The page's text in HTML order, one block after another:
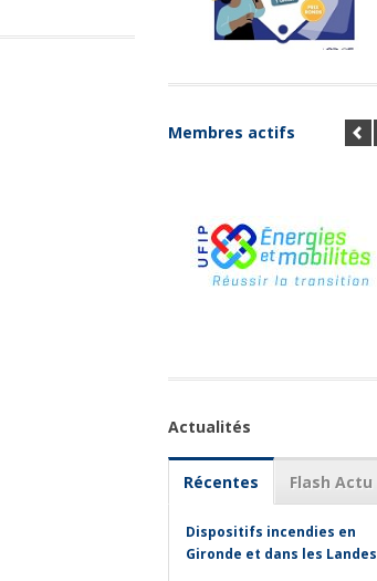
Membres actifs
Actualités
Récentes Flash Actu
Dispositifs incendies en
Gironde et dans les Landes